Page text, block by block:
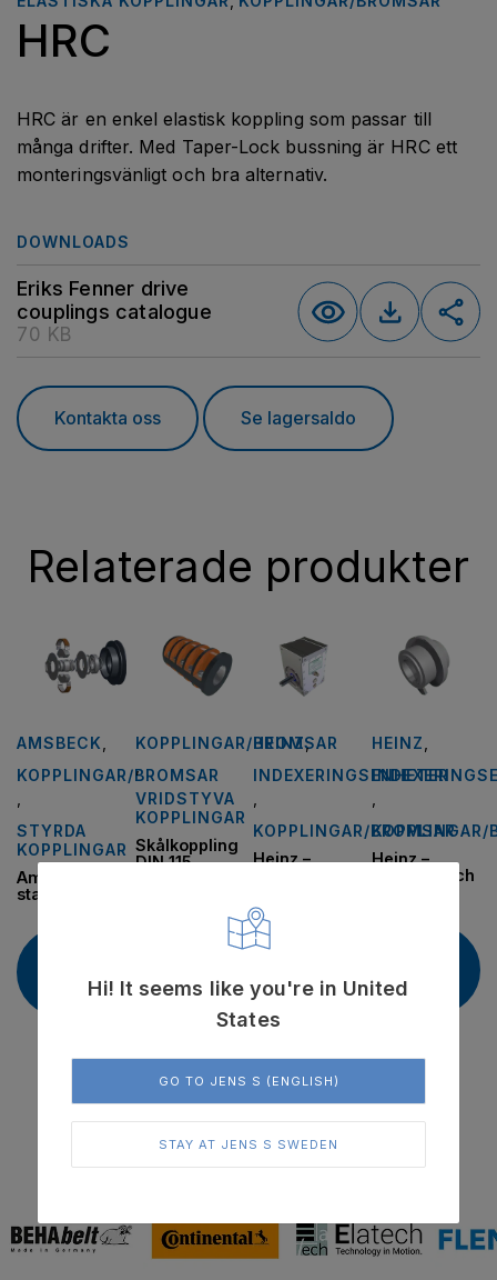
HRC
HRC är en enkel elastisk koppling som passar till
många drifter. Med Taper-Lock bussning är HRC ett
monteringsvänligt och bra alternativ.
DOWNLOADS
Eriks Fenner drive
couplings catalogue
70 KB
Kontakta oss Se lagersaldo
Relaterade produkter
AMSBECK
KOPPLINGAR/BROMSAR
STYRDA
KOPPLINGAR
Amsbeck –
startkopplingar
KOPPLINGAR/BROMSAR
,
VRIDSTYVA
KOPPLINGAR
Skålkoppling
DIN 115
HEINZ,
INDEXERINGSENHETER
KOPPLINGAR/BROMSAR
Heinz –
HEINZ
KOPPLINGAR/
Heinz –
Kammar och
I samarbete med världsledande leverantörer
Hi! It seems like you're in United
States
GO TO JENS S (ENGLISH)
STAY AT JENS S SWEDEN